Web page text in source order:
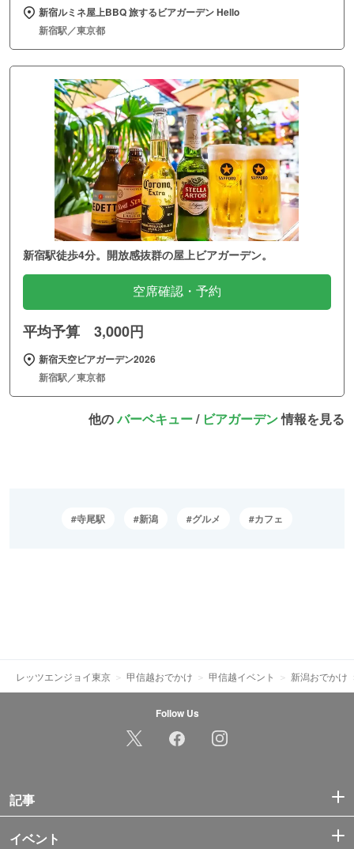
新宿ルミネ屋上BBQ 旅するビアガーデン Hello
新宿駅／東京都
新宿駅徒歩4分。開放感抜群の屋上ビアガーデン。
空席確認・予約
平均予算 3,000円
新宿天空ビアガーデン2026
新宿駅／東京都
他のバーベキュー/ ビアガーデン情報を見る
寺尾駅 新潟 グルメ カフェ
レッツエンジョイ東京 甲信越おでかけ 甲信越イベント 新潟おでかけ
Follow Us
記事
イベント